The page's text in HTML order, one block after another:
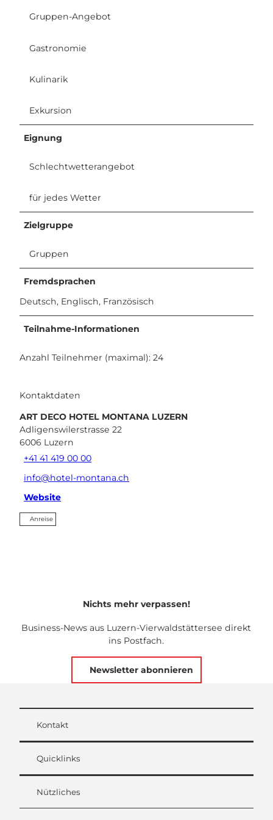
Gruppen-Angebot
Gastronomie
Kulinarik
Exkursion
Eignung
Schlechtwetterangebot
für jedes Wetter
Zielgruppe
Gruppen
Fremdsprachen
Deutsch, Englisch, Französisch
Teilnahme-Informationen
Anzahl Teilnehmer (maximal): 24
Kontaktdaten
ART DECO HOTEL MONTANA LUZERN
Adligenswilerstrasse 22
6006 Luzern
+41 41 419 00 00
info@hotel-montana.ch
Website
Anreise
Nichts mehr verpassen!
Business-News aus Luzern-Vierwaldstättersee direkt
ins Postfach.
Newsletter abonnieren
Kontakt
Quicklinks
Nützliches